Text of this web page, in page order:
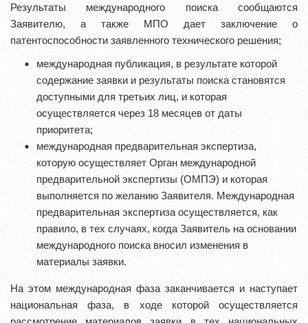
Результаты международного поиска сообщаются
Заявителю, а также МПО дает заключение о
патентоспособности заявленного технического решения;
международная публикация, в результате которой
содержание заявки и результаты поиска становятся
доступными для третьих лиц, и которая
осуществляется через 18 месяцев от даты
приоритета;
международная предварительная экспертиза,
которую осуществляет Орган международной
предварительной экспертизы (ОМПЭ) и которая
выполняется по желанию Заявителя. Международная
предварительная экспертиза осуществляется, как
правило, в тех случаях, когда Заявитель на основании
международного поиска вносил изменения в
материалы заявки.
На этом международная фаза заканчивается и наступает
национальная фаза, в ходе которой осуществляется